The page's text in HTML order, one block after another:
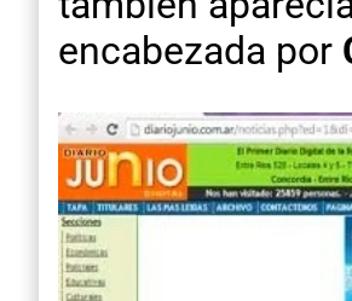
encabezada por